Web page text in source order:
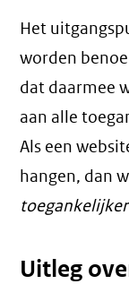
Het
worden
dat daarmee
aan alle
Als een
hangen, dan
Uitleg